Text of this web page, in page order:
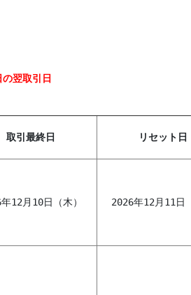
翌取引日
取引最終日 リセット日
12月10日（木）
2026年12月11日